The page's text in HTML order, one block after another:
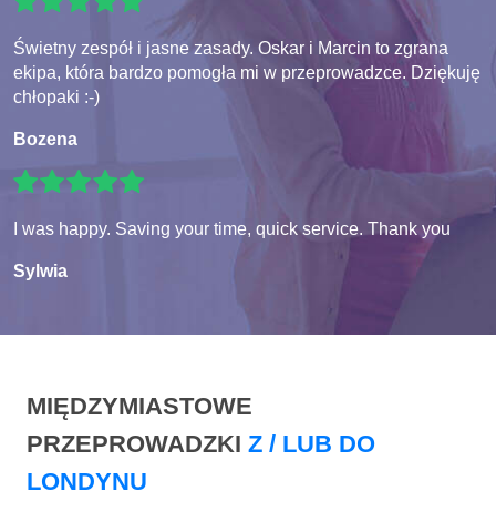
Świetny zespół i jasne zasady. Oskar i Marcin to zgrana
ekipa, która bardzo pomogła mi w przeprowadzce. Dziękuję
chłopaki :-)
Bozena
I was happy. Saving your time, quick service. Thank you
Sylwia
MIĘDZYMIASTOWE
PRZEPROWADZKI Z / LUB DO
LONDYNU